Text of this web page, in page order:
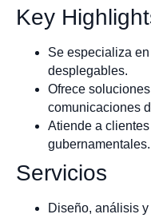
Key
Se especializa
desplegables.
Ofrece
comunicaciones
Atiende a
gubernamentales.
Servicios
Diseño, análisis